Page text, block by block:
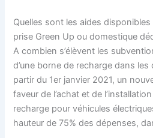
Quelles sont les aides disponibles
prise Green Up ou domestique
A combien s’élèvent les
d’une borne de recharge dans
partir du 1er janvier 2021, un
faveur de l’achat et de
recharge pour véhicules
hauteur de 75% des dépenses,